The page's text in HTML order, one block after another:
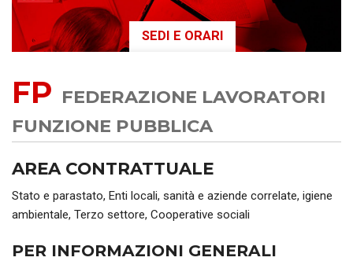
PENSIONATI
SERVIZI
SEGRETERIA
SEDI
SEDI E ORARI
FP FEDERAZIONE LAVORATORI
FUNZIONE PUBBLICA
AREA CONTRATTUALE
Stato e parastato, Enti locali, sanità e aziende correlate, igiene
ambientale, Terzo settore, Cooperative sociali
PER INFORMAZIONI GENERALI